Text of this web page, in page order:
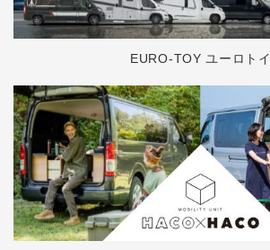
EURO-TOY ユーロトイ